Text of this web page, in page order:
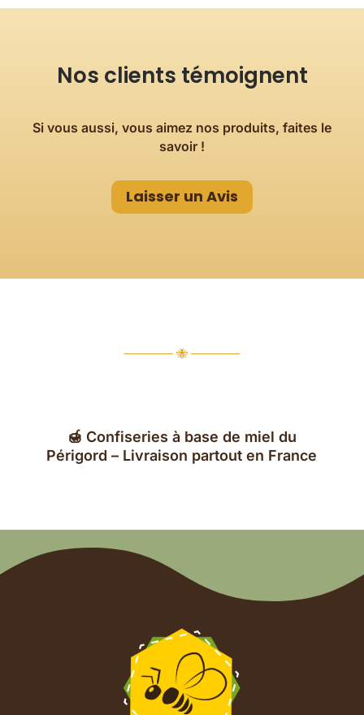
Nos clients témoignent
Si vous aussi, vous aimez nos produits, faites le
savoir !
Laisser un Avis
────── 🐝 ──────
🍯 Confiseries à base de miel du
Périgord – Livraison partout en France